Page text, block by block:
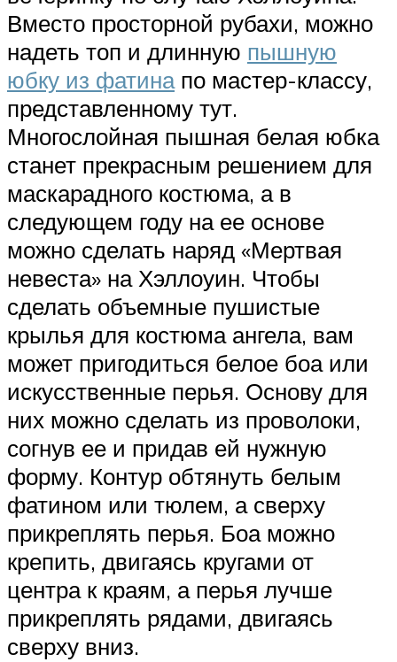
Вместо просторной рубахи, можно
надеть топ и длинную пышную
юбку из фатинапо мастер-классу,
представленному тут.
Многослойная пышная белая юбка
станет прекрасным решением для
маскарадного костюма, а в
следующем году на ее основе
можно сделать наряд «Мертвая
невеста» на Хэллоуин. Чтобы
сделать объемные пушистые
крылья для костюма ангела, вам
может пригодиться белое боа или
искусственные перья. Основу для
них можно сделать из проволоки,
согнув ее и придав ей нужную
форму. Контур обтянуть белым
фатином или тюлем, а сверху
прикреплять перья. Боа можно
крепить, двигаясь кругами от
центра к краям, а перья лучше
прикреплять рядами, двигаясь
сверху вниз.